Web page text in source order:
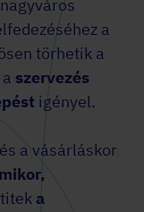
a
törhetik a
szervezés
igényel.
a vásárláskor
a